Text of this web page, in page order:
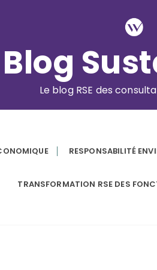
Blog
Le blog RSE des
RESPONSABILITÉ
TRANSFORMATION RSE DES